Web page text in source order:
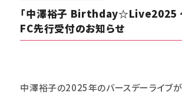
「中澤裕子 Birthday☆Live2025 ～
FC先行受付のお知らせ
中澤裕子の2025年のバースデーライブが